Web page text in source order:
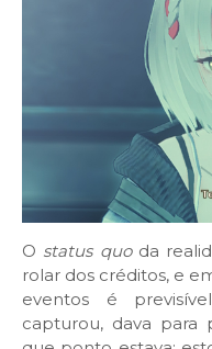
O status quoda
rolar dos créditos, e
eventos é
capturou, dava